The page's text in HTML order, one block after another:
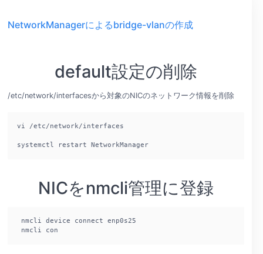
NetworkManagerによるbridge-vlanの作成
default設定の削除
/etc/network/interfacesから対象のNICのネットワーク情報を削除
vi /etc/network/interfaces
systemctl restart NetworkManager
NICをnmcli管理に登録
nmcli device connect enp0s25
nmcli con